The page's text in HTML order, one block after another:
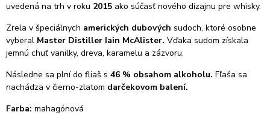
uvedená na trh v roku 2015 ako súčasť nového dizajnu pre whisky.
Zrela v špeciálnych amerických dubových sudoch, ktoré osobne
vyberal Master Distiller Iain McAlister. Vďaka sudom získala
jemnú chuť vanilky, dreva, karamelu a zázvoru.
Následne sa plní do fliaš s 46 % obsahom alkoholu. Fľaša sa
nachádza v čierno-zlatom darčekovom balení.
Farba: mahagónová